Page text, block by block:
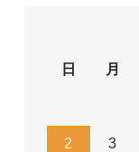
日
月
2 3